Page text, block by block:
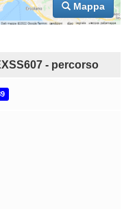
Mappa
- percorso